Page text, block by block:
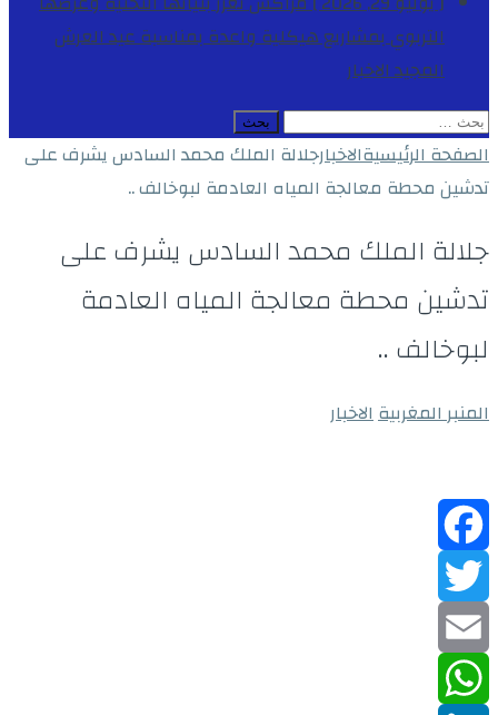
التربوي بمشاريع هيكلية واعدة بمناسبة عيد العرش
المجيدالاخبار
البحث
عن:
الصفحة الرئيسيةالاخبارجلالة الملك محمد السادس يشرف على
تدشين محطة معالجة المياه العادمة لبوخالف ..
جلالة الملك محمد السادس يشرف على
تدشين محطة معالجة المياه العادمة
لبوخالف ..
المنبر المغربيةالاخبار
Facebook
Twitter
Email